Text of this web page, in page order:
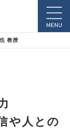
教授
や人との